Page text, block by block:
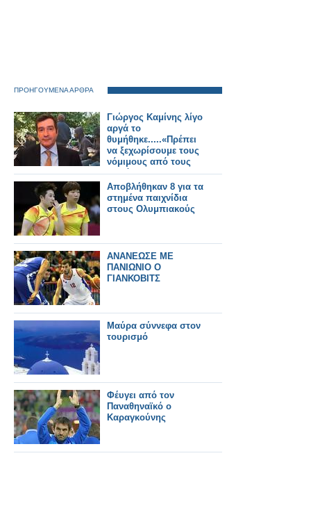
ΠΡΟΗΓΟΥΜΕΝΑ ΑΡΘΡΑ
Γιώργος Καμίνης λίγο
αργά το
θυμήθηκε.....«Πρέπει
να ξεχωρίσουμε τους
νόμιμους από τους
παράνομους
μετανάστες»
Αποβλήθηκαν 8 για τα
στημένα παιχνίδια
στους Ολυμπιακούς
ΑΝΑΝΕΩΣΕ ΜΕ
ΠΑΝΙΩΝΙΟ Ο
ΓΙΑΝΚΟΒΙΤΣ
Μαύρα σύννεφα στον
τουρισμό
Φέυγει από τον
Παναθηναϊκό ο
Καραγκούνης